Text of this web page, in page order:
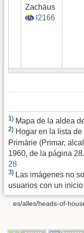
Zachäus
I2166
1) Mapa de la aldea
2) Hogar en la lista
Primärie (Primar,
1960, de la página 28.
28
3) Las imágenes no
usuarios con un
es/alles/heads-of-